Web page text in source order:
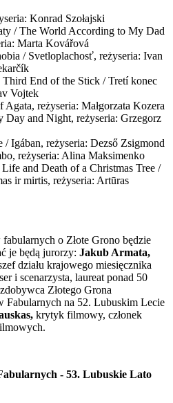
Konrad Szołajski
/ The World According to My Dad
Marta Kovářová
/ Svetloplachosť, reżyseria: Ivan
End of the Stick / Tretí konec
Vojtek
reżyseria: Małgorzata Kozera
and Night, reżyseria: Grzegorz
Igában, reżyseria: Dezső Zsigmond
reżyseria: Alina Maksimenko
and Death of a Christmas Tree /
ir mirtis, reżyseria: Artūras
o Złote Grono będzie
je będą jurorzy: Jakub Armata,
działu krajowego miesięcznika
i scenarzysta, laureat ponad 50
Złotego Grona
na 52. Lubuskim Lecie
krytyk filmowy, członek
- 53. Lubuskie Lato